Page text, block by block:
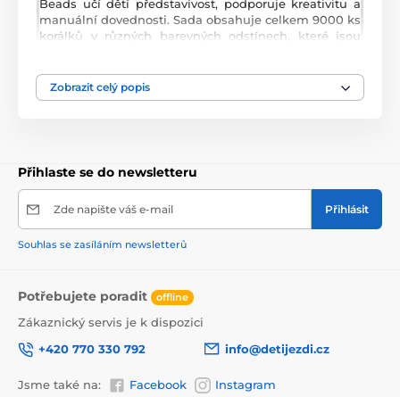
Beads učí dětí představivost, podporuje kreativitu a
manuální dovednosti. Sada obsahuje celkem 9000 ks
korálků v různých barevných odstínech, které jsou
které se potom zažehlí přes přiložený žehlící papír.
Hračka je určena pro děti od 6 let věku.
Zobrazit celý popis
Přihlaste se do newsletteru
Zde napište váš e-mail Přihlásit
Souhlas se zasíláním newsletterů
Potřebujete poradit offline
Zákaznický servis je k dispozici
+420 770 330 792
info@detijezdi.cz
Jsme také na: Facebook Instagram